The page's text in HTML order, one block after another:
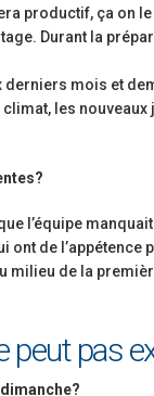
productif, ça on
Durant la
mois et
les
l’équipe
de l’appétence
milieu de la
peut pas